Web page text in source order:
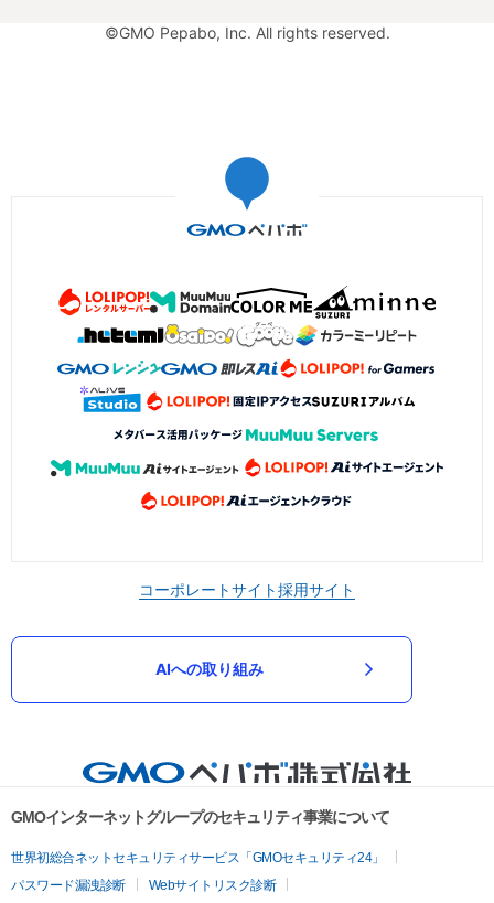
©GMO Pepabo, Inc. All rights reserved.
コーポレートサイト採用サイト
AIへの取り組み
GMOインターネットグループのセキュリティ事業について
世界初総合ネットセキュリティサービス「GMOセキュリティ24」
パスワード漏洩診断
Webサイトリスク診断